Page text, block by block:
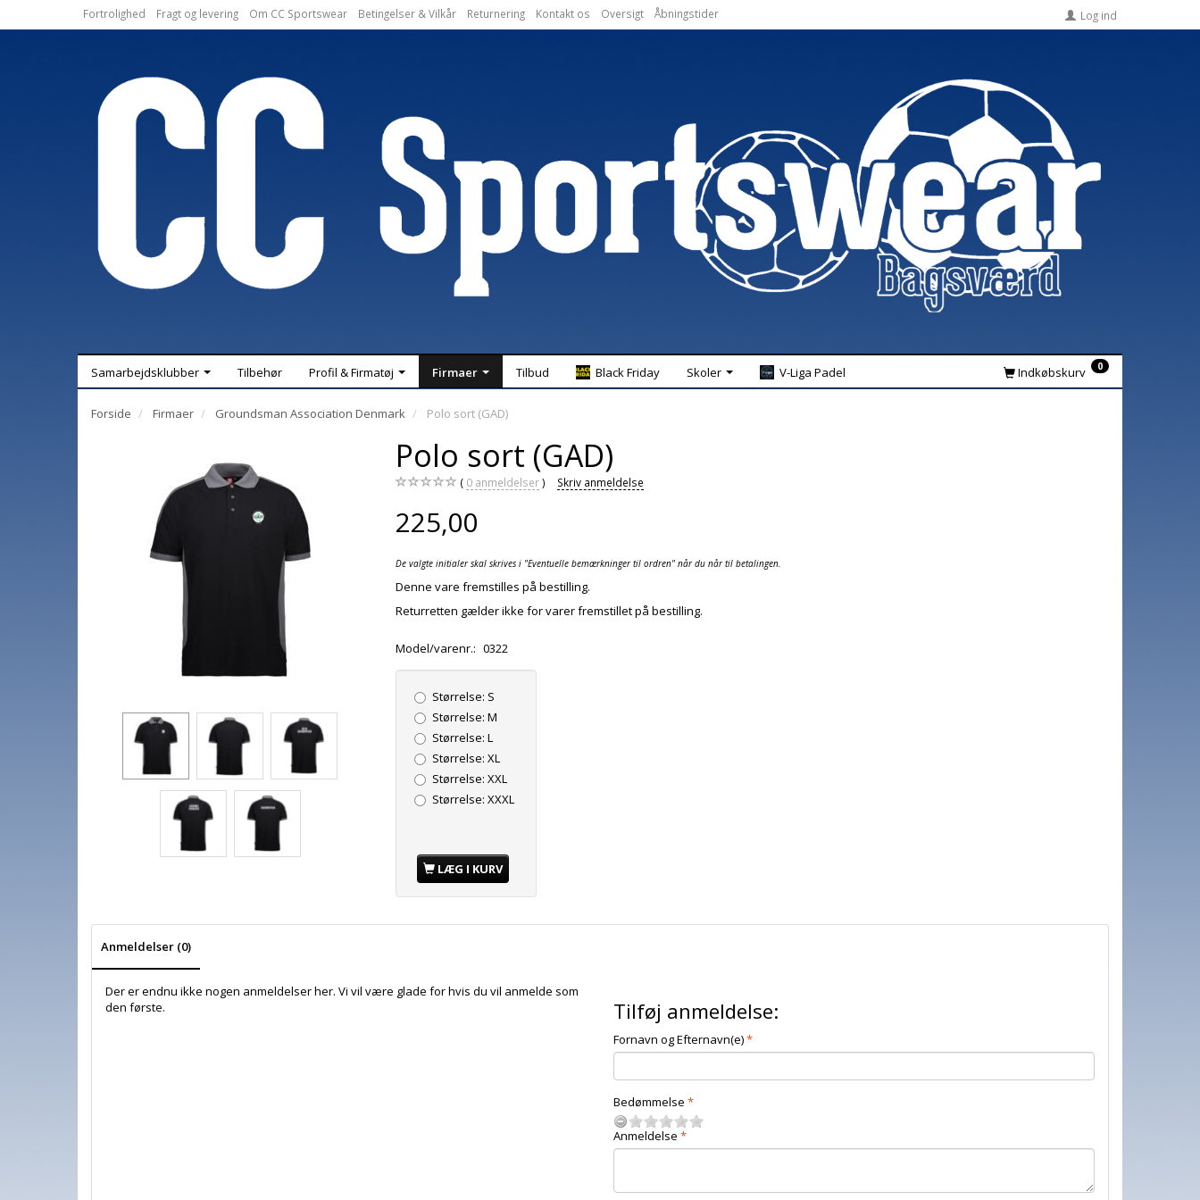
Fortrolighed Fragt og levering Om CC Sportswear Betingelser & Vilkår Returnering Kontakt os Oversigt Åbningstider Log ind
Samarbejdsklubber Tilbehør Profil & Firmatøj Firmaer Tilbud Black Friday Skoler V-Liga Padel Indkøbskurv 0
Forside Firmaer Groundsman Association Denmark Polo sort (GAD)
Polo sort (GAD)
0 anmeldelser Skriv anmeldelse
225,00
De valgte initialer skal skrives i "Eventuelle bemærkninger til ordren" når du når til betalingen.
Denne vare fremstilles på bestilling.
Returretten gælder ikke for varer fremstillet på bestilling.
Model/varenr.: 0322
Størrelse: S
Størrelse: M
Størrelse: L
Størrelse: XL
Størrelse: XXL
Størrelse: XXXL
LÆG I KURV
Anmeldelser (0)
Der er endnu ikke nogen anmeldelser her. Vi vil være glade for hvis du vil anmelde som
den første.
Tilføj anmeldelse:
Fornavn og Efternavn(e)
Bedømmelse
Anmeldelse